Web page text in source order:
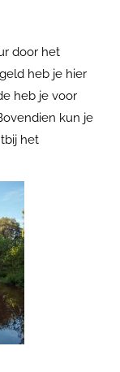
door het
heb je hier
heb je voor
kun je
het